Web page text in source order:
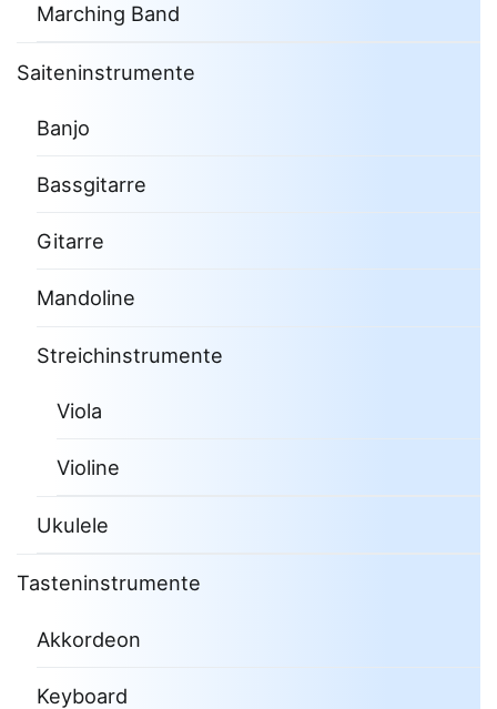
Marching Band
Saiteninstrumente
Banjo
Bassgitarre
Gitarre
Mandoline
Streichinstrumente
Viola
Violine
Ukulele
Tasteninstrumente
Akkordeon
Keyboard